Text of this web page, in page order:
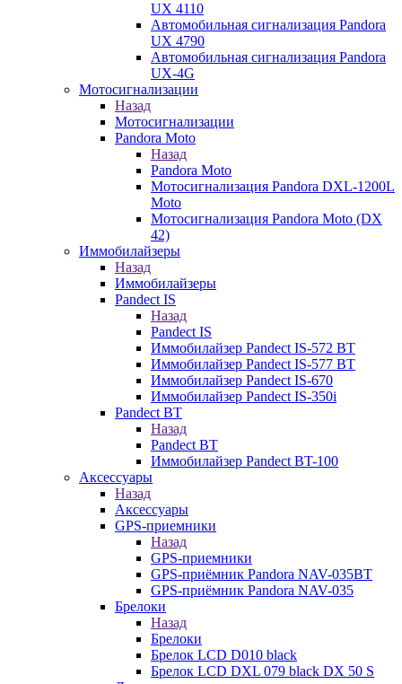
UX 4110
Автомобильная сигнализация Pandora
UX 4790
Автомобильная сигнализация Pandora
UX-4G
Мотосигнализации
Назад
Мотосигнализации
Pandora Moto
Назад
Pandora Moto
Мотосигнализация Pandora DXL-1200L
Moto
Мотосигнализация Pandora Moto (DX
42)
Иммобилайзеры
Назад
Иммобилайзеры
Pandect IS
Назад
Pandect IS
Иммобилайзер Pandect IS-572 BT
Иммобилайзер Pandect IS-577 BT
Иммобилайзер Pandect IS-670
Иммобилайзер Pandect IS-350i
Pandect BT
Назад
Pandect BT
Иммобилайзер Pandect BT-100
Аксессуары
Назад
Аксессуары
GPS-приемники
Назад
GPS-приемники
GPS-приёмник Pandora NAV-035BT
GPS-приёмник Pandora NAV-035
Брелоки
Назад
Брелоки
Брелок LCD D010 black
Брелок LCD DXL 079 black DX 50 S